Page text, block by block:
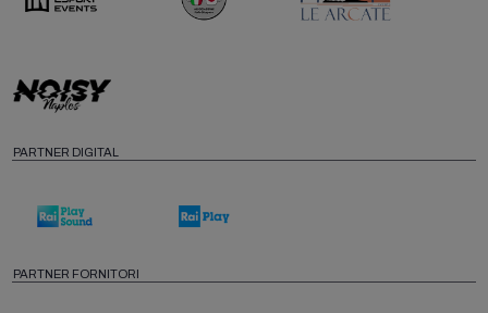
PARTNER DIGITAL
PARTNER FORNITORI